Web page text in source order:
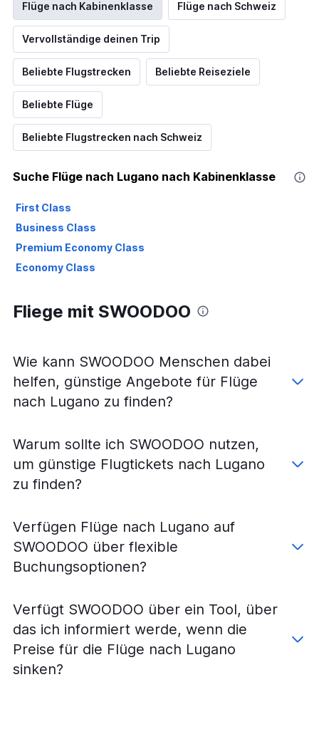
Flüge nach Kabinenklasse Flüge nach Schweiz
Vervollständige deinen Trip
Beliebte Flugstrecken Beliebte Reiseziele
Beliebte Flüge
Beliebte Flugstrecken nach Schweiz
Suche Flüge nach Lugano nach Kabinenklasse
First Class
Business Class
Premium Economy Class
Economy Class
Fliege mit SWOODOO
Wie kann SWOODOO Menschen dabei
helfen, günstige Angebote für Flüge
nach Lugano zu finden?
Warum sollte ich SWOODOO nutzen,
um günstige Flugtickets nach Lugano
zu finden?
Verfügen Flüge nach Lugano auf
SWOODOO über flexible
Buchungsoptionen?
Verfügt SWOODOO über ein Tool, über
das ich informiert werde, wenn die
Preise für die Flüge nach Lugano
sinken?